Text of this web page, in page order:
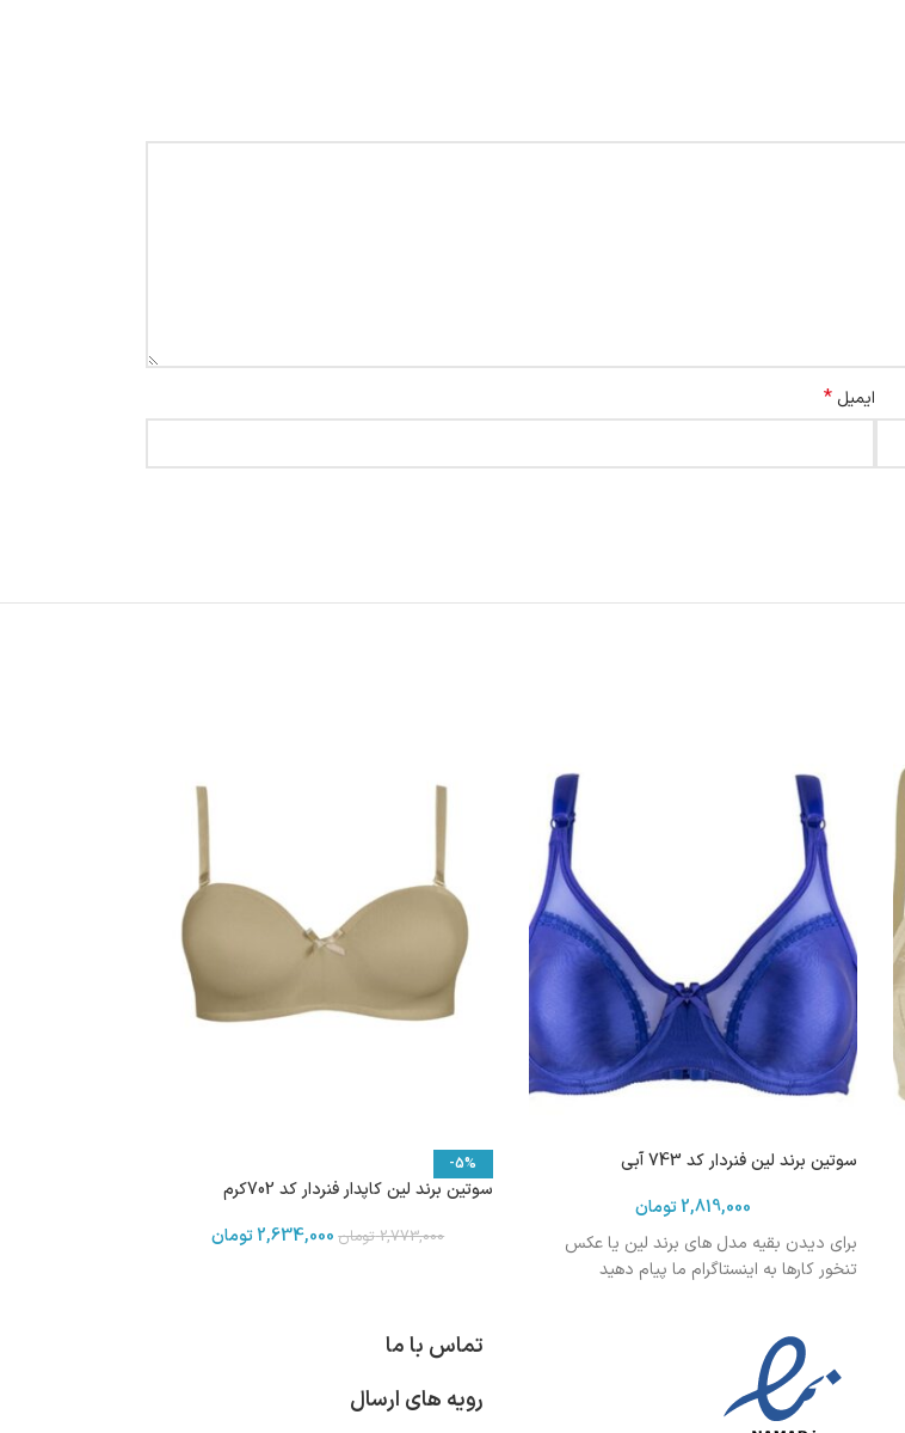
ایمیل *
سوتین برند لین فنردار کد 743 آبی
2,819,000 تومان
برای دیدن بقیه مدل های برند لین یا عکس
تنخور کارها به اینستاگرام ما پیام دهید
-5%
سوتین برند لین کاپدار فنردار کد 702کرم
2,773,000 تومان 2,634,000تومان
تماس با ما
رویه های ارسال